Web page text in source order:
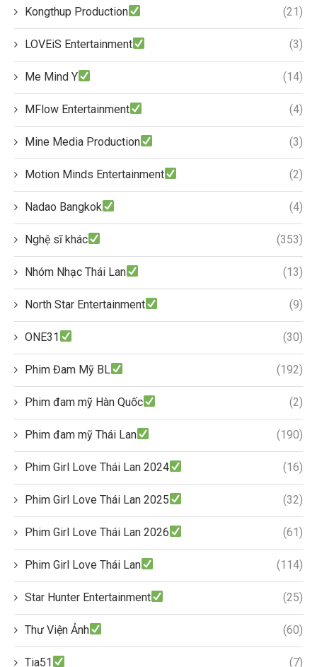
Kongthup Production (21)
LOVEiS Entertainment (3)
Me Mind Y (14)
MFlow Entertainment (4)
Mine Media Production (3)
Motion Minds Entertainment (2)
Nadao Bangkok (4)
Nghệ sĩ khác (353)
Nhóm Nhạc Thái Lan (13)
North Star Entertainment (9)
ONE31 (30)
Phim Đam Mỹ BL (192)
Phim đam mỹ Hàn Quốc (2)
Phim đam mỹ Thái Lan (190)
Phim Girl Love Thái Lan 2024 (16)
Phim Girl Love Thái Lan 2025 (32)
Phim Girl Love Thái Lan 2026 (61)
Phim Girl Love Thái Lan (114)
Star Hunter Entertainment (25)
Thư Viện Ảnh (60)
Tia51 (7)